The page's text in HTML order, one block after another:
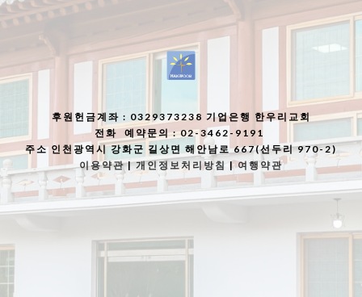
후원헌금계좌 : 0329373238 기업은행 한우리교회
전화
예약문의 : 02-3462-9191
주소인천광역시 강화군 길상면 해안남로 667(선두리 970-2)
이용약관|개인정보처리방침 |여행약관